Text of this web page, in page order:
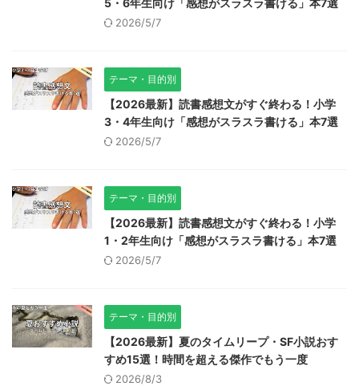
5・6年生向け「感想がスラスラ書ける」本7選
2026/5/7
テーマ・目的別
【2026最新】読書感想文がすぐ終わる！小学
3・4年生向け「感想がスラスラ書ける」本7選
2026/5/7
テーマ・目的別
【2026最新】読書感想文がすぐ終わる！小学
1・2年生向け「感想がスラスラ書ける」本7選
2026/5/7
テーマ・目的別
【2026最新】夏のタイムリープ・SF小説おす
すめ15選！時間を超える傑作でもう一度
2026/8/3